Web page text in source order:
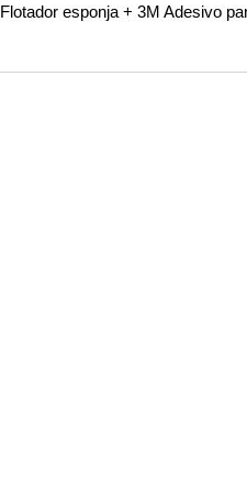
Flotador esponja + 3M Adesivo